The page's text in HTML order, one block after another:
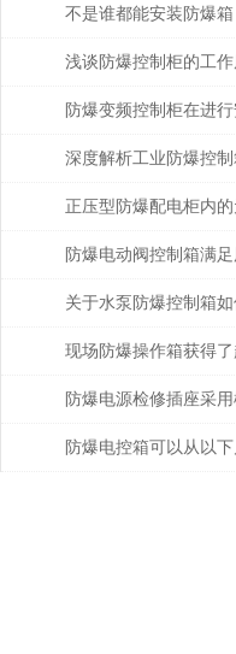
不是谁都能安装防爆
业人士才行
浅谈防爆控制柜的工作
优点
防爆变频控制柜在进
需格外注意以下几点
深度解析工业防爆控
的核心技术指标与选
正压型防爆配电柜内
如何安装的
防爆电动阀控制箱满
技术要求
关于水泵防爆控制箱
线，一起来探讨一下！
现场防爆操作箱获得
广泛的应用
防爆电源检修插座采
构，各种回路可根据
防爆电控箱可以从以